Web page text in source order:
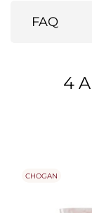
FAQ
4
CHOGAN